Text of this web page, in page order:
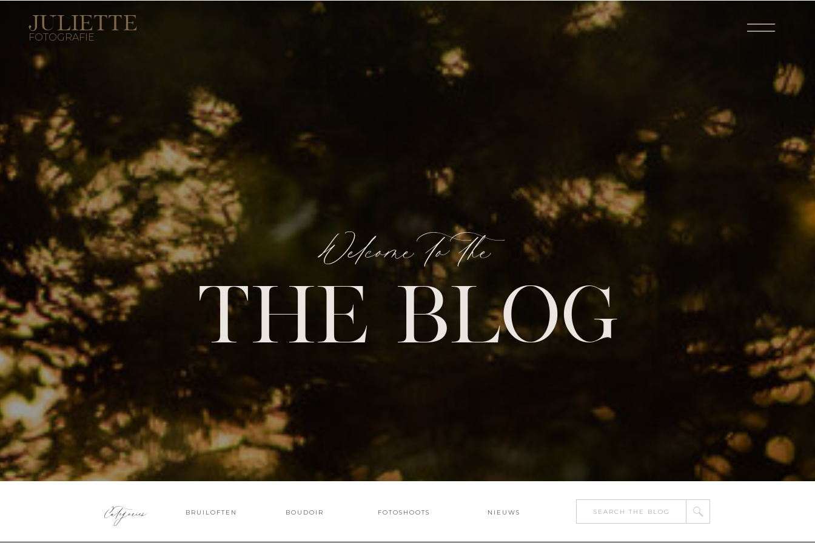
JULIETTE
FOTOGRAFIE
Welcome to the
THE BLOG
Search
NIEUWS
FOTOSHOOTS
BOUDOIR
BRUILOFTEN
Categories: